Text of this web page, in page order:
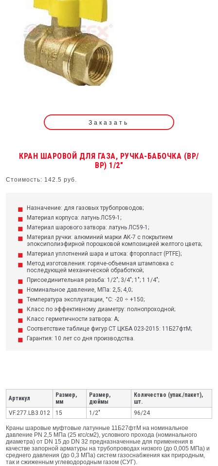
Заказать
КРАН ШАРОВОЙ ДЛЯ ГАЗА, РУЧКА-БАБОЧКА (ВР/
ВР) 1/2"
Стоимость: 142.5 руб.
Назначение: для газовых трубопроводов;
Материал корпуса: латунь ЛС59-1;
Материал шарового затвора: латунь ЛС59-1;
Материал ручки: алюминий марки АК-7 с покрытием
эпоксиполиэфирной порошковой композицией желтого цвета;
Материал уплотнений шара и штока: фторопласт (PTFE);
Метод изготовления: горяче-объемная штамповка с
последующей механической обработкой;
Присоединительная резьба: 1/2"; 3/4"; 1"; 1 1/4";
Номинальное давление, МПа: 2,5; 4,0;
Температура эксплуатации, °С: -20 ÷ +150;
Класс по эффективному диаметру: полнопроходной;
Класс герметичности затвора: А;
Соответствие таблице фигур СТ ЦКБА 023-2015: 11Б27фтМ;
Гарантия: 10 лет со дня производства.
Артикул
Размер,
мм
Размер,
дюймы
Количество (упак./пакет),
шт.
VF.277.LB3.012
15 1/2" 96/24
Краны шаровые муфтовые латунные 11Б27фтМ на номинальное
давление PN 2,5 МПа (25 кгс/см2), условного прохода (номинального
диаметра) от DN 15 до DN 32 предназначенные для применения в
качестве запорной арматуры на трубопроводах низкого (до 0,005 МПа) и
среднего давления (до 0,3 МПа) систем газоснабжения как природным,
так и сжиженным углеводородным газом (СУГ).